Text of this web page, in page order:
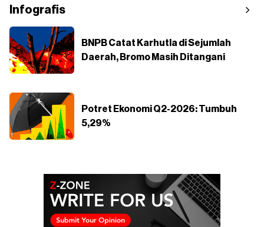
Infografis
BNPB Catat Karhutla di Sejumlah
Daerah, Bromo Masih Ditangani
Potret Ekonomi Q2-2026: Tumbuh
5,29%